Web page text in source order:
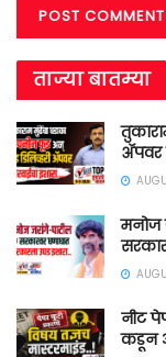
ताज्या बातम्या
ॲपवर
मनोज
नीट
कडून